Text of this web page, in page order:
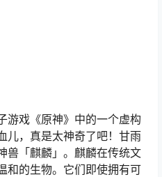
游戏《原神》中的一个虚构
儿，真是太神奇了吧！甘雨
兽「麒麟」。麒麟在传统文
和的生物。它们即使拥有可